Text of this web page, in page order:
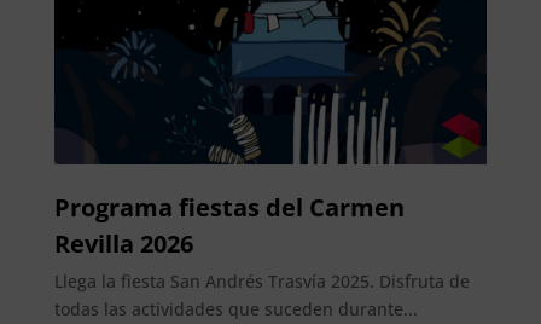
Programa fiestas del Carmen
Revilla 2026
Llega la fiesta San Andrés Trasvía 2025. Disfruta de
todas las actividades que suceden durante...